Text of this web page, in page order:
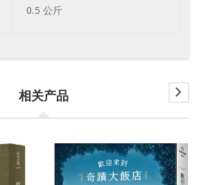
0.5 公斤
相关产品